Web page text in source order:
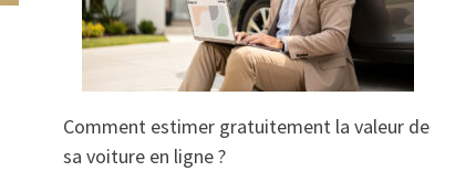
Comment estimer gratuitement la valeur de
sa voiture en ligne ?